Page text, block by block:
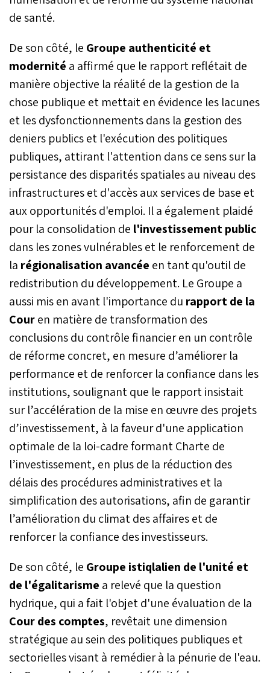
de santé.
De son côté, le Groupe authenticité et
modernité a affirmé que le rapport reflétait de
manière objective la réalité de la gestion de la
chose publique et mettait en évidence les lacunes
et les dysfonctionnements dans la gestion des
deniers publics et l'exécution des politiques
publiques, attirant l'attention dans ce sens sur la
persistance des disparités spatiales au niveau des
infrastructures et d'accès aux services de base et
aux opportunités d'emploi. Il a également plaidé
pour la consolidation de l'investissement public
dans les zones vulnérables et le renforcement de
la régionalisation avancée en tant qu'outil de
redistribution du développement. Le Groupe a
aussi mis en avant l'importance du rapport de la
Couren matière de transformation des
conclusions du contrôle financier en un contrôle
de réforme concret, en mesure d’améliorer la
performance et de renforcer la confiance dans les
institutions, soulignant que le rapport insistait
sur l’accélération de la mise en œuvre des projets
d’investissement, à la faveur d'une application
optimale de la loi-cadre formant Charte de
l’investissement, en plus de la réduction des
délais des procédures administratives et la
simplification des autorisations, afin de garantir
l’amélioration du climat des affaires et de
renforcer la confiance des investisseurs.
De son côté, le Groupe istiqlalien de l'unité et
de l'égalitarisme a relevé que la question
hydrique, qui a fait l'objet d'une évaluation de la
Cour des comptes, revêtait une dimension
stratégique au sein des politiques publiques et
sectorielles visant à remédier à la pénurie de l'eau.